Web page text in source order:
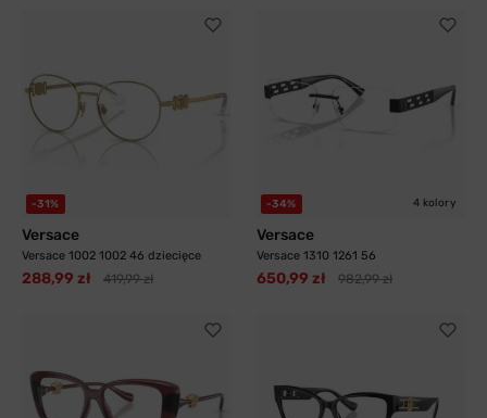
-31%
Versace
Versace 1002 1002 46 dziecięce
288,99 zł 419,99 zł
-34% 4 kolory
Versace
Versace 1310 1261 56
650,99 zł 982,99 zł